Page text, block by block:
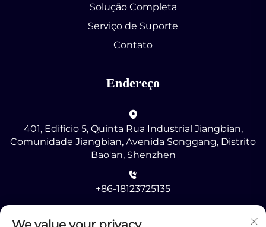
Solução Completa
Serviço de Suporte
Contato
Endereço
401, Edifício 5, Quinta Rua Industrial Jiangbian,
Comunidade Jiangbian, Avenida Songgang, Distrito
Bao'an, Shenzhen
+86-18123725135
[email protected]